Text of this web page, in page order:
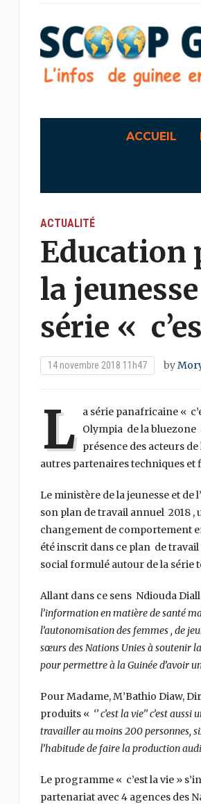
ACCUEIL
ACTUALITÉ
Education
la
série «
14 novembre 2018 11h47 by
L
a série panafricaine «
Olympia de la bluezone
présence des acteurs
autres partenaires techniques et
Le ministère de la jeunesse et de
son plan de travail annuel 2018
changement de comportement
été inscrit dans ce plan de
social formulé autour de la série
Allant dans ce sens Ndiouda
l’information en matière de santé
l’autonomisation des femmes , de
sœurs des Nations Unies à soutenir
pour permettre à la Guinée d’avoir
Pour Madame, M’Bathio Diaw,
produits « ‘’ c’est la vie’’ c’est
travailler au moins 200 personnes,
l’habitude de faire la production
Le programme « c’est la vie »
partenariat avec 4 agences des